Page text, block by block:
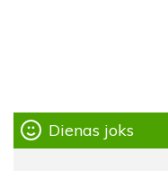
Dienas joks